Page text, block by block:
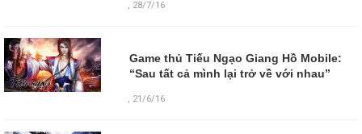
, 28/7/16
Game thủ Tiếu Ngạo Giang Hồ Mobile:
“Sau tất cả mình lại trở về với nhau”
, 21/6/16